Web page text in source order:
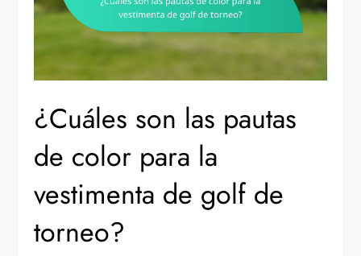
¿Cuáles son las pautas
de color para la
vestimenta de golf de
torneo?